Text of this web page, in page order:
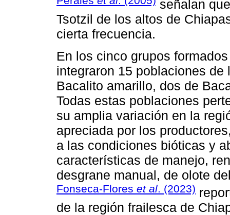
señalan
Tsotzil de los altos de
cierta frecuencia.
En los cinco grupos
integraron 15 poblaciones
Bacalito amarillo, dos de
Todas estas poblaciones
su amplia variación en la
apreciada por los
a las condiciones bióticas y
características de manejo,
desgrane manual, de olote
Fonseca-Flores et al. (2023)
de la región frailesca de